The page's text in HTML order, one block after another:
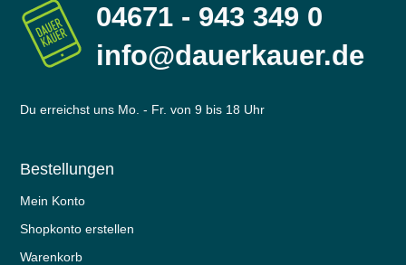
04671 - 943 349 0
info@dauerkauer.de
Du erreichst uns Mo. - Fr. von 9 bis 18 Uhr
Bestellungen
Mein Konto
Shopkonto erstellen
Warenkorb